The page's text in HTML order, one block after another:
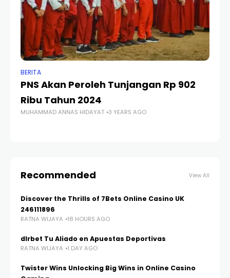
BERITA
PNS Akan Peroleh Tunjangan Rp 902
Ribu Tahun 2024
MUHAMMAD ANNAS HIDAYAT 3 YEARS AGO
Recommended View All
Discover the Thrills of 7Bets Online Casino UK
246111896
RATNA WIJAYA 18 HOURS AGO
dlrbet Tu Aliado en Apuestas Deportivas
RATNA WIJAYA 1 DAY AGO
Twister Wins Unlocking Big Wins in Online Casino